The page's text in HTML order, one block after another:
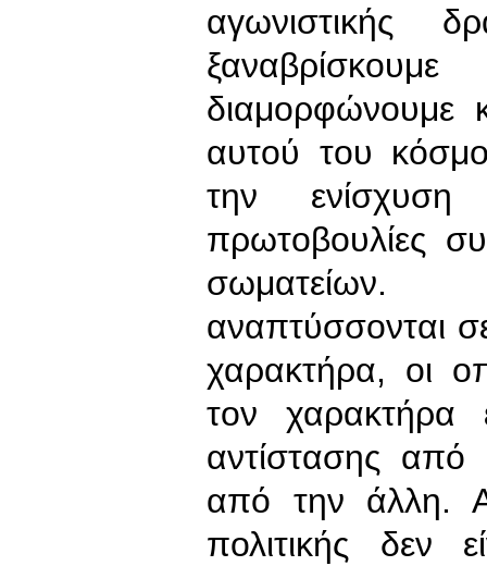
αγωνιστικής
διαμορφώνουμε
αυτού του
την
πρωτοβουλίες
σωματείων.
αναπτύσσονται
χαρακτήρα, οι
τον χαρακτήρα
αντίστασης από
από την άλλη.
πολιτικής δεν